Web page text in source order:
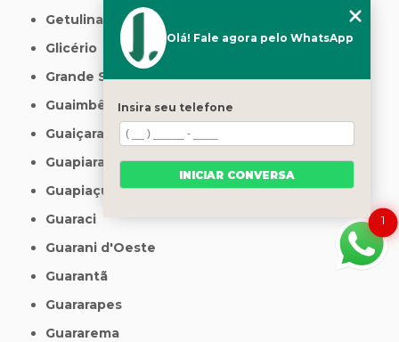
Getulina
Glicério
Grande São Paulo
Guaimbê
Guaiçara
Guapiara
Guapiaçu
Guaraci
Guarani d'Oeste
Guarantã
Guararapes
Guararema
1
Olá! Fale agora pelo WhatsApp
Insira seu telefone
INICIAR CONVERSA